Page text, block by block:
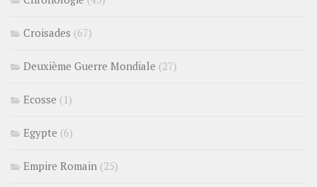
Croisades (67)
Deuxième Guerre Mondiale (27)
Ecosse (1)
Egypte (6)
Empire Romain (25)